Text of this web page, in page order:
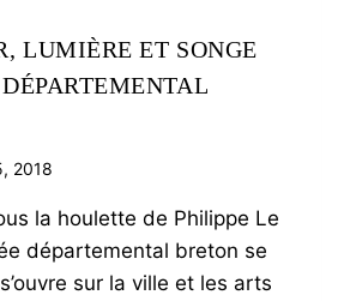
LUMIÈRE ET SONGE
2018
la houlette de Philippe Le
départemental breton se
sur la ville et les arts